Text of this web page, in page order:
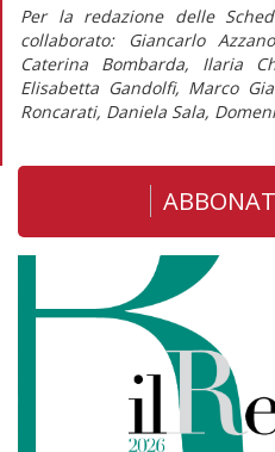
Per la redazione delle
collaborato: Giancarlo
Caterina Bombarda, Ilaria
Elisabetta Gandolfi, Marco
Roncarati, Daniela Sala,